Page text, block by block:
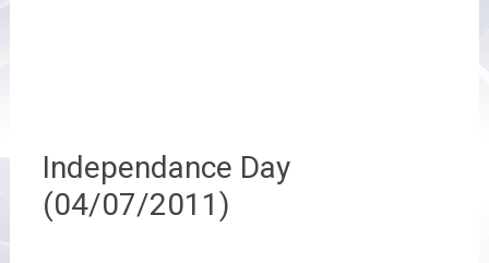
Independance Day
(04/07/2011)